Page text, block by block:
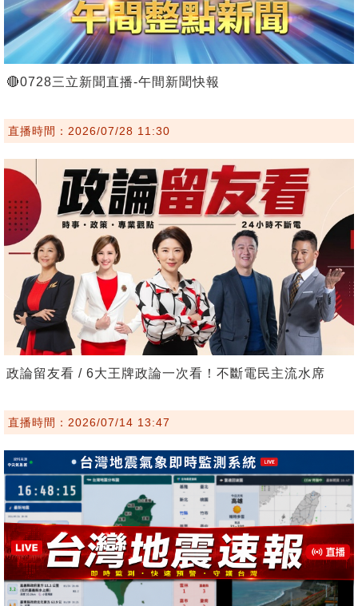
🔴0728三立新聞直播-午間新聞快報
直播時間：2026/07/28 11:30
政論留友看 / 6大王牌政論一次看！不斷電民主流水席
直播時間：2026/07/14 13:47